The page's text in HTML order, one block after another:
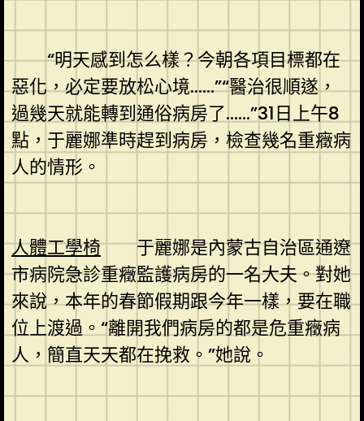
“明天感到怎么樣？今朝各項目標都在
惡化，必定要放松心境……”“醫治很順遂，
過幾天就能轉到通俗病房了……”31日上午8
點，于麗娜準時趕到病房，檢查幾名重癥病
人的情形。
人體工學椅于麗娜是內蒙古自治區通遼
市病院急診重癥監護病房的一名大夫。對她
來說，本年的春節假期跟今年一樣，要在職
位上渡過。“離開我們病房的都是危重癥病
人，簡直天天都在挽救。”她說。